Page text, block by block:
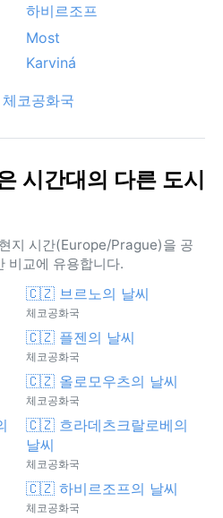
하비르조프
Most
Karviná
코공화국
시간대의 다른 도시
지 시간(Europe/Prague)을 공
비교에 유용합니다.
🇨🇿 브르노의 날씨
체코공화국
🇨🇿 플젠의 날씨
체코공화국
🇨🇿 올로모우츠의 날씨
체코공화국
🇨🇿 흐라데츠크랄로베의
날씨
체코공화국
🇨🇿 하비르조프의 날씨
체코공화국